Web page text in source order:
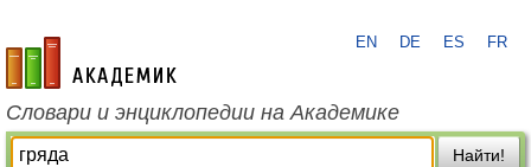
academic.ru
EN DE ES FR
Словари и энциклопедии на Академике
Найти!